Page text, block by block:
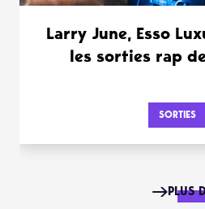
Larry June, Esso
les sorties rap
SORTIES
PLUS